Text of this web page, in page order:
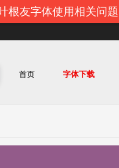
根友字体使用相关问题
首页 字体下载